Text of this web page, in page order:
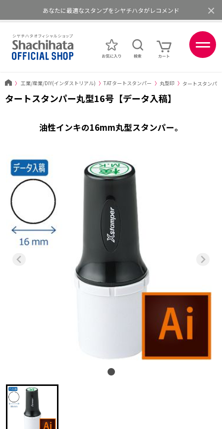
あなたに最適なスタンプをシヤチハタがレコメンド
〉 工業/産業/DIY(インダストリアル) 〉TATタートスタンパー 〉 丸型印 〉 タートスタンパ
タートスタンパー丸型16号【データ入稿】
×
油性インキの16mm丸型スタンパー。